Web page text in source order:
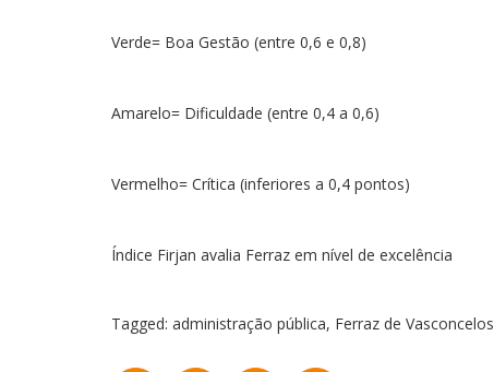
Verde= Boa Gestão (entre 0,6 e 0,8)
Amarelo= Dificuldade (entre 0,4 a 0,6)
Vermelho= Crítica (inferiores a 0,4 pontos)
Índice Firjan avalia Ferraz em nível de excelência
Tagged: administração pública, Ferraz de Vasconcelos